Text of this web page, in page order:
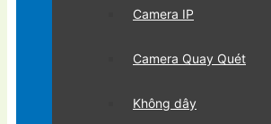
Camera IP
Camera Quay Quét
Không dây